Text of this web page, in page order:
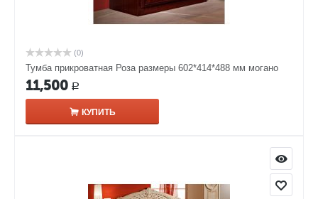
(0)
Тумба прикроватная Роза размеры 602*414*488 мм могано
11,500 Р
КУПИТЬ